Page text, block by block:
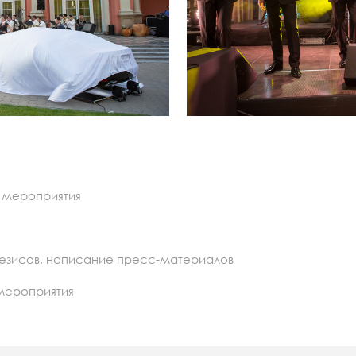
написание пресс-материалов